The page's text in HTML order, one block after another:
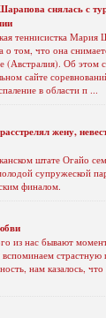
снялась с
теннисистка Мария
о том, что она
(Австралия). Об этом
сайте
в области п ...
жену,
штате Огайо
супружеской
финалом.
из нас бывают
вспоминаем страстную
нам казалось,